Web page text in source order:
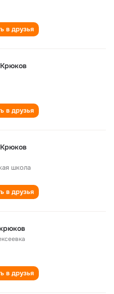
в друзья
в друзья
школа
в друзья
в друзья